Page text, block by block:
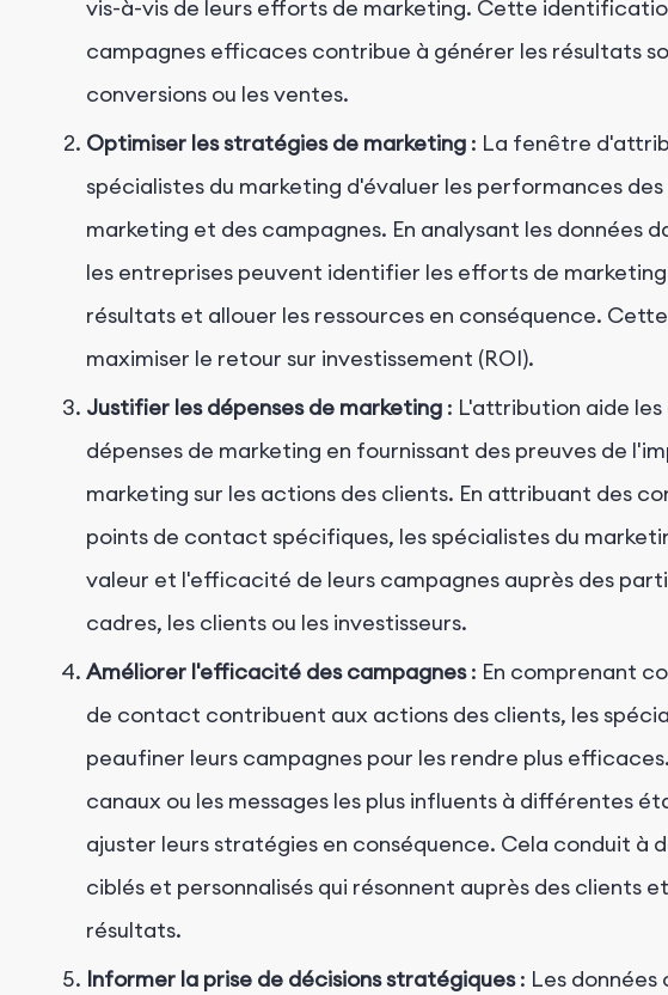
vis-à-vis de leurs efforts de marketing. Cette
campagnes efficaces contribue à générer les résultats
conversions ou les ventes.
Optimiser les stratégies de marketing : La fenêtre
spécialistes du marketing d'évaluer les performances
marketing et des campagnes. En analysant les données
les entreprises peuvent identifier les efforts de
résultats et allouer les ressources en conséquence.
maximiser le retour sur investissement (ROI).
Justifier les dépenses de marketing : L'attribution aide
dépenses de marketing en fournissant des preuves de
marketing sur les actions des clients. En attribuant des
points de contact spécifiques, les spécialistes du
valeur et l'efficacité de leurs campagnes auprès des
cadres, les clients ou les investisseurs.
Améliorer l'efficacité des campagnes: En comprenant
de contact contribuent aux actions des clients, les
peaufiner leurs campagnes pour les rendre plus
canaux ou les messages les plus influents à différentes
ajuster leurs stratégies en conséquence. Cela conduit à
ciblés et personnalisés qui résonnent auprès des clients
résultats.
Informer la prise de décisions stratégiques: Les données